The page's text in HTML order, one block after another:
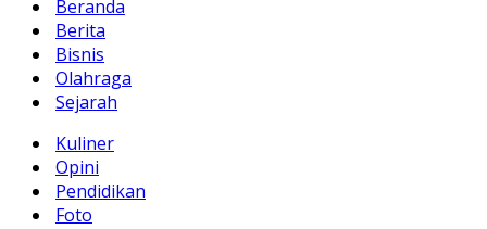
Beranda
Berita
Bisnis
Olahraga
Sejarah
Kuliner
Opini
Pendidikan
Foto